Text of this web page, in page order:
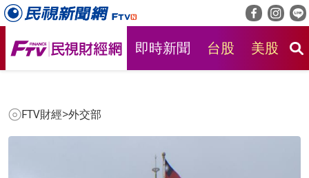
即時新聞 台股 美股
FTV財經>外交部